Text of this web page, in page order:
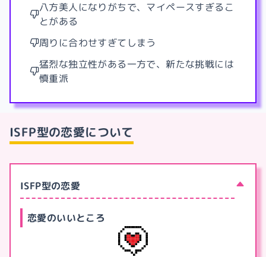
八方美人になりがちで、マイペースすぎるこ
とがある
周りに合わせすぎてしまう
猛烈な独立性がある一方で、新たな挑戦には
慎重派
ISFP型の恋愛について
ISFP型の恋愛
恋愛のいいところ